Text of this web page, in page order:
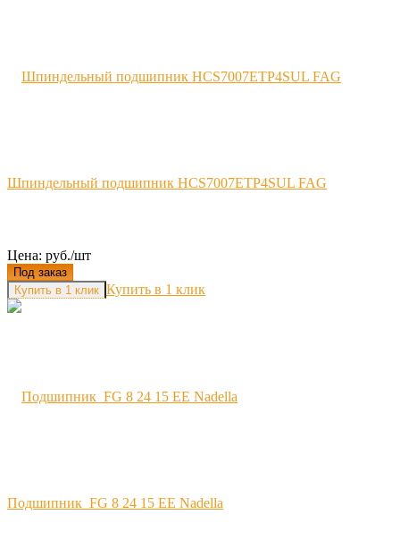
Шпиндельный подшипник HCS7007ETP4SUL FAG
Цена: руб./шт
Под заказ
Купить в 1 клик
Подшипник FG 8 24 15 EE Nadella